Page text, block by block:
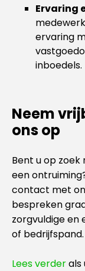
Ervaring
ervaring
inboedels.
Neem
ons op
Bent u op
een
contact met
bespreken
zorgvuldige en
of bedrijfspand.
Lees verderals